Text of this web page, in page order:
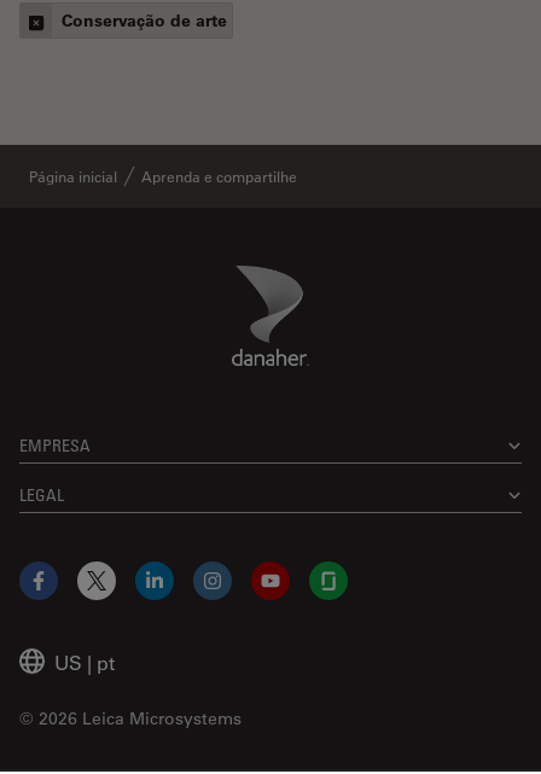
Conservação de arte
Página inicial Aprenda e compartilhe
Danaher Logo
EMPRESA
LEGAL
US | pt
© 2026 Leica Microsystems
Facebook
X LinkedInInstagramYouTubeGlassdoor